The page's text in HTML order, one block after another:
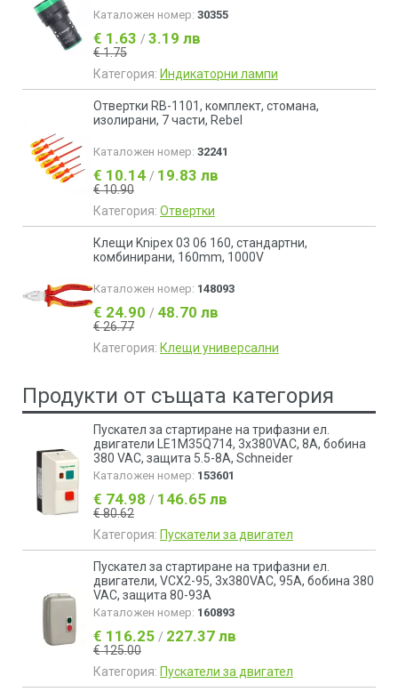
Каталожен номер: 30355
€ 1.63 / 3.19 лв
€ 1.75
Категория: Индикаторни лампи
Отвертки RB-1101, комплект, стомана,
изолирани, 7 части, Rebel
Каталожен номер: 32241
€ 10.14 / 19.83 лв
€ 10.90
Категория: Отвертки
Клещи Knipex 03 06 160, стандартни,
комбинирани, 160mm, 1000V
Каталожен номер: 148093
€ 24.90 / 48.70 лв
€ 26.77
Категория: Клещи универсални
Продукти от същата категория
Пускател за стартиране на трифазни ел.
двигатели LE1M35Q714, 3x380VAC, 8A, бобина
380 VAC, защита 5.5-8А, Schneider
Каталожен номер: 153601
€ 74.98 / 146.65 лв
€ 80.62
Категория: Пускатели за двигател
Пускател за стартиране на трифазни ел.
двигатели, VCX2-95, 3x380VAC, 95A, бобина 380
VAC, защита 80-93А
Каталожен номер: 160893
€ 116.25 / 227.37 лв
€ 125.00
Категория: Пускатели за двигател